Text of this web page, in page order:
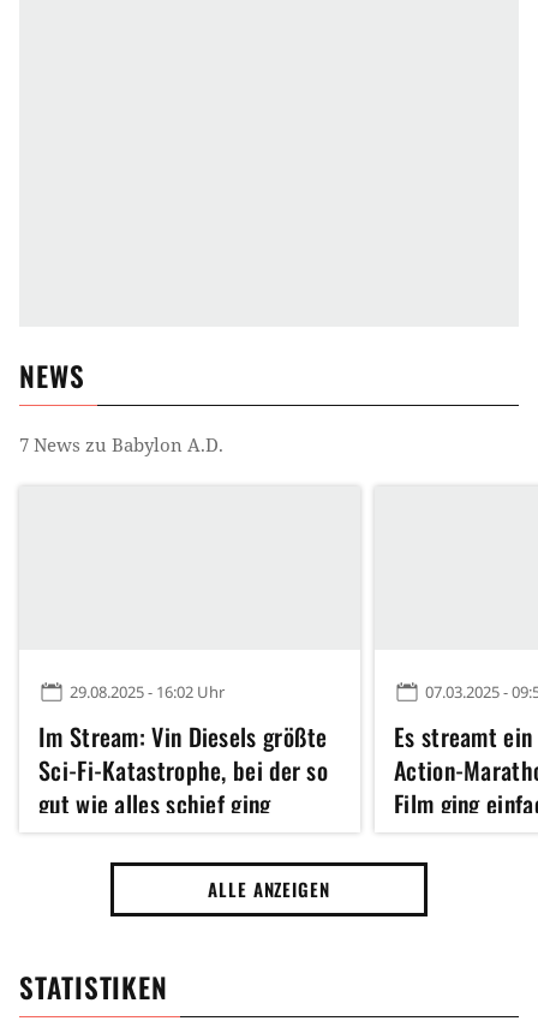
NEWS
7 News zu Babylon A.D.
29.08.2025 - 16:02 Uhr
Im Stream: Vin Diesels größte
Sci-Fi-Katastrophe, bei der so
gut wie alles schief ging
07.03.2025 -
Es streamt
Action-
Film ging
ALLE ANZEIGEN
STATISTIKEN